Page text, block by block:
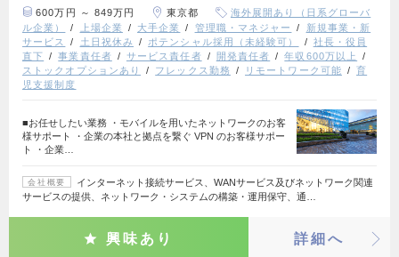
600万円 ～ 849万円 東京都
海外展開あり（日系グローバ
ル企業）
上場企業 大手企業 管理職・マネジャー
新規事業・新
サービス
土日祝休み ポテンシャル採用（未経験可）
社長・役員
直下
事業責任者 サービス責任者 開発責任者
年収600万以上
ストックオプションあり
フレックス勤務 リモートワーク可能
育
児支援制度
■お任せしたい業務 ・モバイルを用いたネットワークのお客
様サポート ・企業の本社と拠点を繋ぐ VPN のお客様サポー
ト ・企業…
会社概要
インターネット接続サービス、WANサービス及びネットワーク関連
サービスの提供、ネットワーク・システムの構築・運用保守、通…
興味あり 詳細へ